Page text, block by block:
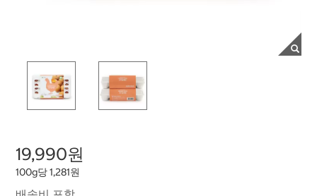
19,990원
100g당 1,281원